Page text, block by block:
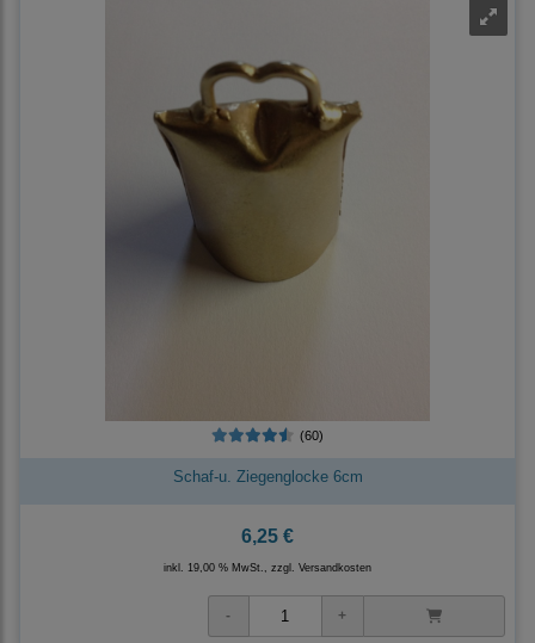
(60)
Schaf-u. Ziegenglocke 6cm
6,25 €
inkl. 19,00 % MwSt., zzgl. Versandkosten